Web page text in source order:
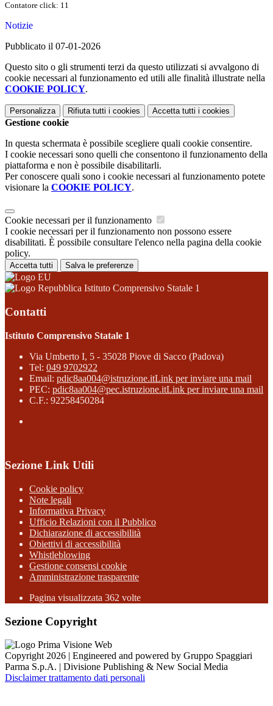
Contatore click: 11
Notizie
Pubblicato il 07-01-2026
Questo sito o gli strumenti terzi da questo utilizzati si avvalgono di
cookie necessari al funzionamento ed utili alle finalità illustrate nella
COOKIE POLICY.
Personalizza Rifiuta tutti i cookies Accetta tutti i cookies
Gestione cookie
In questa schermata è possibile scegliere quali cookie consentire.
I cookie necessari sono quelli che consentono il funzionamento della
piattaforma e non è possibile disabilitarli.
Per conoscere quali sono i cookie necessari al funzionamento potete
visionare la COOKIE POLICY.
Cookie necessari per il funzionamento
I cookie necessari per il funzionamento non possono essere
disabilitati. È possibile consultare l'elenco nella pagina della cookie
policy.
Accetta tutti Salva le preferenze
Istituto Comprensivo Statale 1
Contatti
Istituto Comprensivo Statale 1
Via Umberto I, 5 - 35028 Piove di Sacco (Padova)
Tel: 049 9702922
Email: pdic8aa004@istruzione.itLink per inviare una mail
PEC: pdic8aa004@pec.istruzione.itLink per inviare una mail
C.F.: 92258450284
Sezione Link Utili
Cookie policy
Note legali
Informativa Privacy
Ufficio Relazioni con il Pubblico
Dichiarazione di accessibilità
Obiettivi di accessibilità
Whistleblowing
Gestione consensi cookie
Amministrazione trasparente
Pagina visualizzata 362 volte
Sezione Copyright
Copyright 2026 | Engineered and powered by Gruppo Spaggiari
Parma S.p.A. | Divisione Publishing & New Social Media
Disclaimer trattamento dati personali